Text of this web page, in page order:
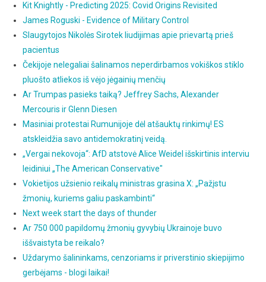
Kit Knightly - Predicting 2025: Covid Origins Revisited
James Roguski - Evidence of Military Control
Slaugytojos Nikolės Sirotek liudijimas apie prievartą prieš
pacientus
Čekijoje nelegaliai šalinamos neperdirbamos vokiškos stiklo
pluošto atliekos iš vėjo jėgainių menčių
Ar Trumpas pasieks taiką? Jeffrey Sachs, Alexander
Mercouris ir Glenn Diesen
Masiniai protestai Rumunijoje dėl atšauktų rinkimų! ES
atskleidžia savo antidemokratinį veidą.
„Vergai nekovoja“: AfD atstovė Alice Weidel išskirtinis interviu
leidiniui „The American Conservative"
Vokietijos užsienio reikalų ministras grasina X: „Pažįstu
žmonių, kuriems galiu paskambinti“
Next week start the days of thunder
Ar 750 000 papildomų žmonių gyvybių Ukrainoje buvo
iššvaistyta be reikalo?
Uždarymo šalininkams, cenzoriams ir priverstinio skiepijimo
gerbėjams - blogi laikai!